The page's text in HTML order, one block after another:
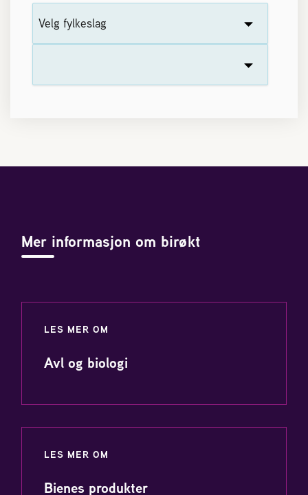
Mer informasjon om birøkt
LES MER OM
Avl og biologi
LES MER OM
Bienes produkter